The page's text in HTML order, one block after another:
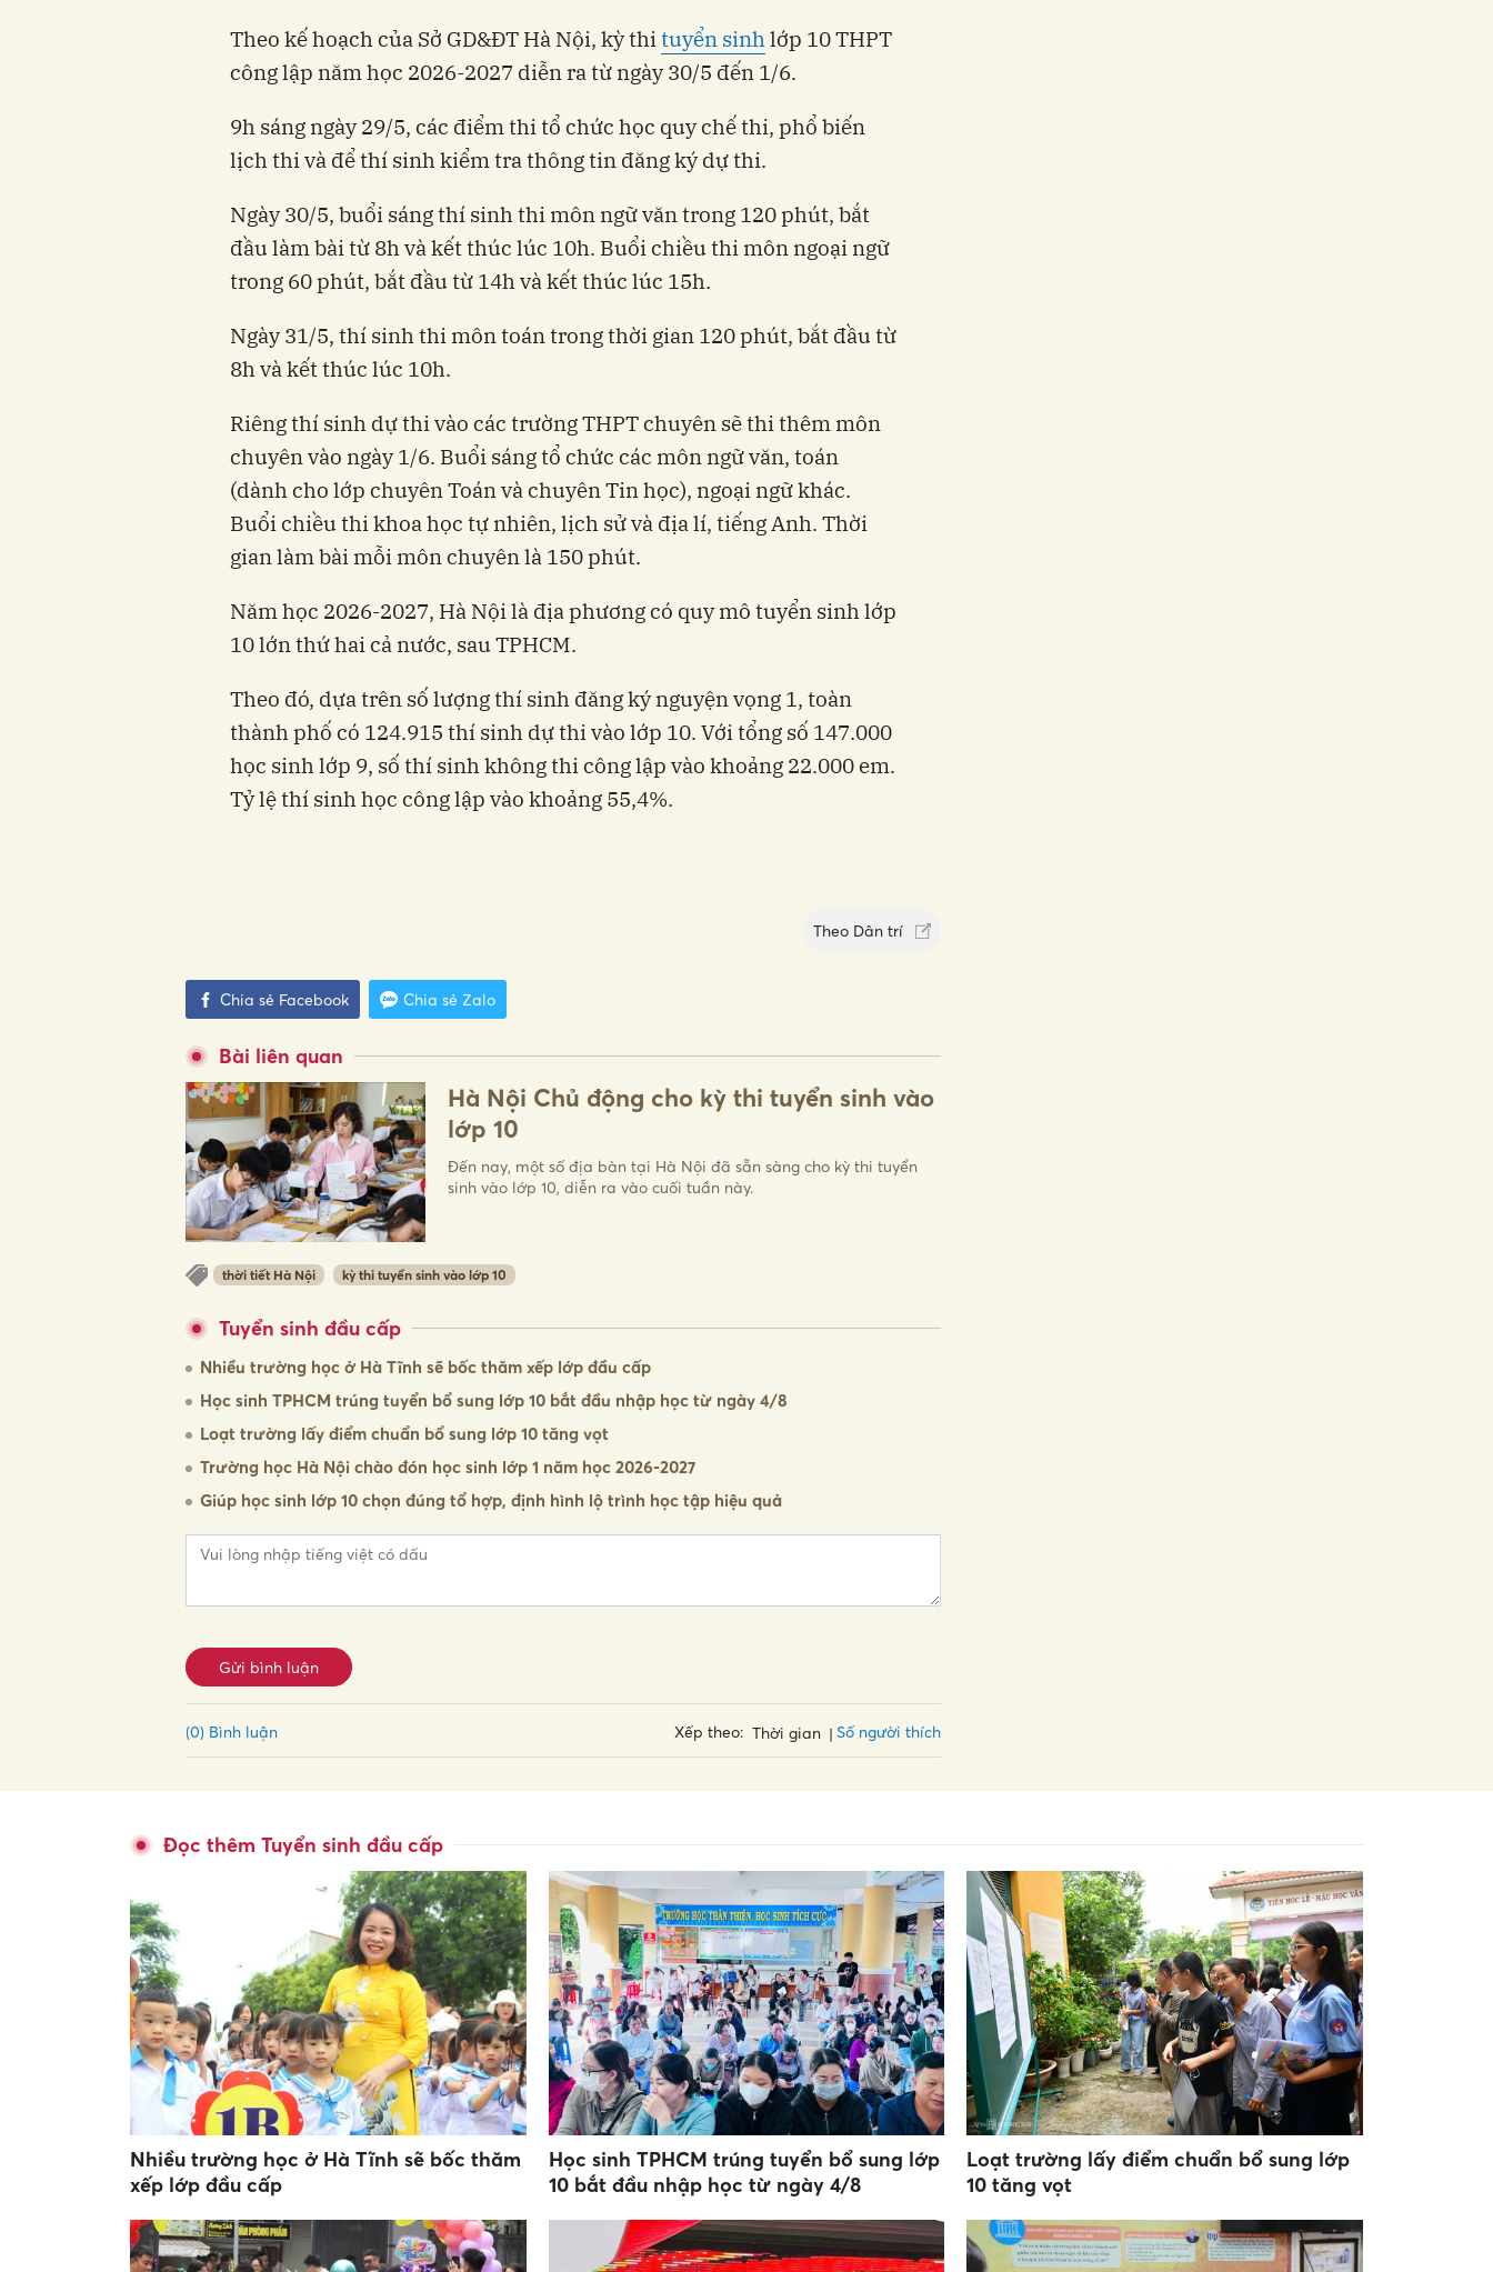
Theo kế hoạch của Sở GD&ĐT Hà Nội, kỳ thituyển sinhlớp 10 THPT
công lập năm học 2026-2027 diễn ra từ ngày 30/5 đến 1/6.
9h sáng ngày 29/5, các điểm thi tổ chức học quy chế thi, phổ biến
lịch thi và để thí sinh kiểm tra thông tin đăng ký dự thi.
Ngày 30/5, buổi sáng thí sinh thi môn ngữ văn trong 120 phút, bắt
đầu làm bài từ 8h và kết thúc lúc 10h. Buổi chiều thi môn ngoại ngữ
trong 60 phút, bắt đầu từ 14h và kết thúc lúc 15h.
Ngày 31/5, thí sinh thi môn toán trong thời gian 120 phút, bắt đầu từ
8h và kết thúc lúc 10h.
Riêng thí sinh dự thi vào các trường THPT chuyên sẽ thi thêm môn
chuyên vào ngày 1/6. Buổi sáng tổ chức các môn ngữ văn, toán
(dành cho lớp chuyên Toán và chuyên Tin học), ngoại ngữ khác.
Buổi chiều thi khoa học tự nhiên, lịch sử và địa lí, tiếng Anh. Thời
gian làm bài mỗi môn chuyên là 150 phút.
Năm học 2026-2027, Hà Nội là địa phương có quy mô tuyển sinh lớp
10 lớn thứ hai cả nước, sau TPHCM.
Theo đó, dựa trên số lượng thí sinh đăng ký nguyện vọng 1, toàn
thành phố có 124.915 thí sinh dự thi vào lớp 10. Với tổng số 147.000
học sinh lớp 9, số thí sinh không thi công lập vào khoảng 22.000 em.
Tỷ lệ thí sinh học công lập vào khoảng 55,4%.
Theo Dân trí
Chia sẻ Facebook Chia sẻ Zalo
Bài liên quan
Hà Nội Chủ động cho kỳ thi tuyển sinh vào
lớp 10
Đến nay, một số địa bàn tại Hà Nội đã sẵn sàng cho kỳ thi tuyển
sinh vào lớp 10, diễn ra vào cuối tuần này.
thời tiết Hà Nội kỳ thi tuyển sinh vào lớp 10
Tuyển sinh đầu cấp
Nhiều trường học ở Hà Tĩnh sẽ bốc thăm xếp lớp đầu cấp
Học sinh TPHCM trúng tuyển bổ sung lớp 10 bắt đầu nhập học từ ngày 4/8
Loạt trường lấy điểm chuẩn bổ sung lớp 10 tăng vọt
Trường học Hà Nội chào đón học sinh lớp 1 năm học 2026-2027
Giúp học sinh lớp 10 chọn đúng tổ hợp, định hình lộ trình học tập hiệu quả
Gửi bình luận
(0) Bình luận Xếp theo: Thời gian Số người thích
Đọc thêm Tuyển sinh đầu cấp
Nhiều trường học ở Hà Tĩnh sẽ bốc thăm
xếp lớp đầu cấp
Học sinh TPHCM trúng tuyển bổ sung lớp
10 bắt đầu nhập học từ ngày 4/8
Loạt trường lấy điểm chuẩn bổ sung lớp
10 tăng vọt